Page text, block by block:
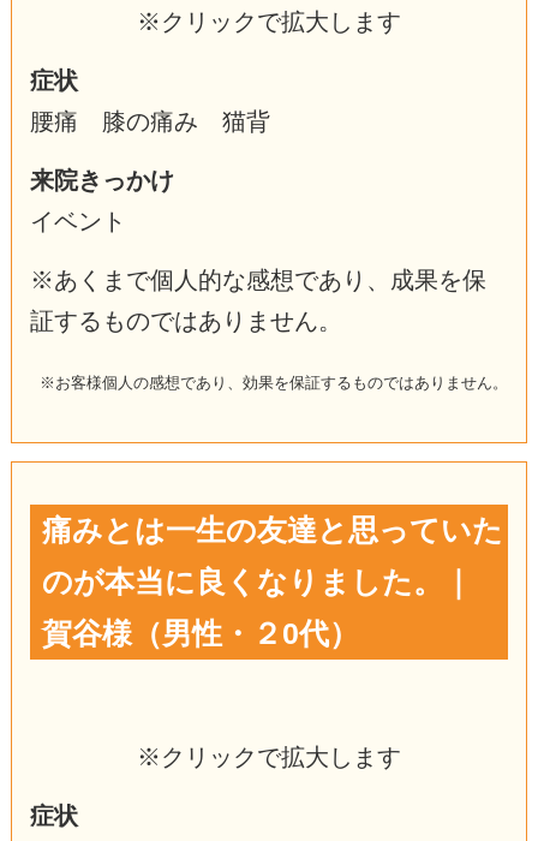
※クリックで拡大します
症状
腰痛 膝の痛み 猫背
来院きっかけ
イベント
※あくまで個人的な感想であり、成果を保
証するものではありません。
※お客様個人の感想であり、効果を保証するものではありません。
痛みとは一生の友達と思っていた
のが本当に良くなりました。｜
賀谷様（男性・２0代）
※クリックで拡大します
症状